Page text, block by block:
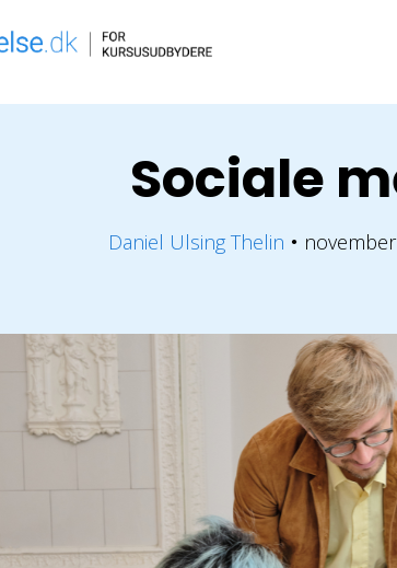
Sociale
Daniel Ulsing Thelin ●